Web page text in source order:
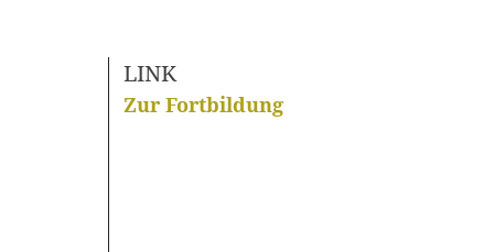
LINK
Zur Fortbildung